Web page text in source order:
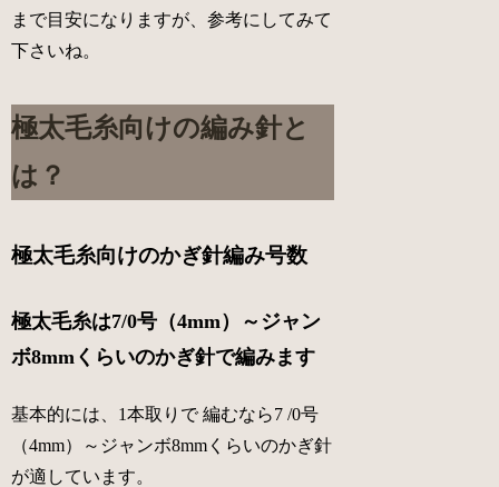
まで目安になりますが、参考にしてみて
下さいね。
極太毛糸向けの編み針と
は？
極太毛糸向けのかぎ針編み号数
極太毛糸は7/0号（4mm）～ジャン
ボ8mmくらいのかぎ針で編みます
基本的には、1本取りで 編むなら7 /0号
（4mm）～ジャンボ8mmくらいのかぎ針
が適しています。